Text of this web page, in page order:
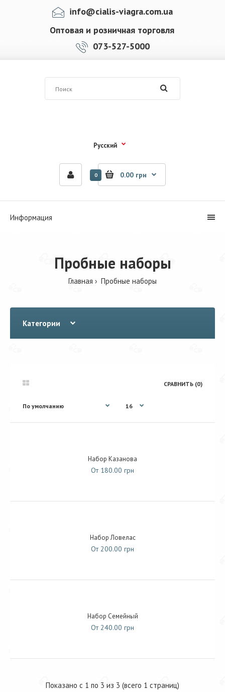
info@cialis-viagra.com.ua
Оптовая и розничная торговля
073-527-5000
Русский
0 0.00 грн
Информация
Пробные наборы
Главная Пробные наборы
Категории
СРАВНИТЬ (0)
Набор Казанова
От 180.00 грн
Набор Ловелас
От 200.00 грн
Набор Семейный
От 240.00 грн
Показано с 1 по 3 из 3 (всего 1 страниц)